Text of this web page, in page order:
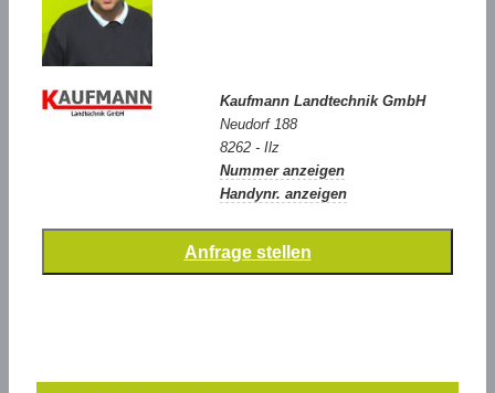
Kaufmann Landtechnik GmbH
Neudorf 188
8262 - Ilz
Nummer anzeigen
Handynr. anzeigen